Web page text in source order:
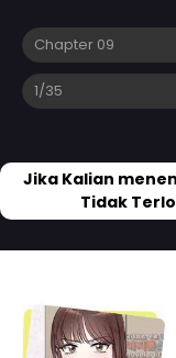
Jika Kalian
Tidak